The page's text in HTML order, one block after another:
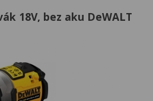
18V, bez aku DeWALT